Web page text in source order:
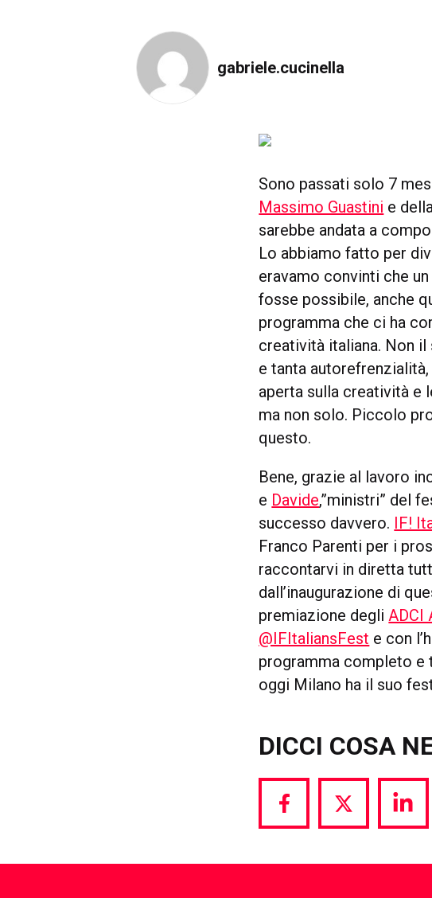
gabriele.cucinella
Sono passati solo 7
Massimo Guastini e
sarebbe andata a
Lo abbiamo fatto per
eravamo convinti che
fosse possibile, anche
programma che ci ha
creatività italiana. Non
e tanta
aperta sulla creatività e
ma non solo. Piccolo
questo.
Bene, grazie al lavoro
e Davide,”ministri” del
successo davvero. IF!
Franco Parenti per i
raccontarvi in diretta
dall’inaugurazione di
premiazione degliADCI
@IFItaliansFest e con
programma completo
oggi Milano ha il suo
DICCI COSA
Share
Facebook
Share
Twitter
Share